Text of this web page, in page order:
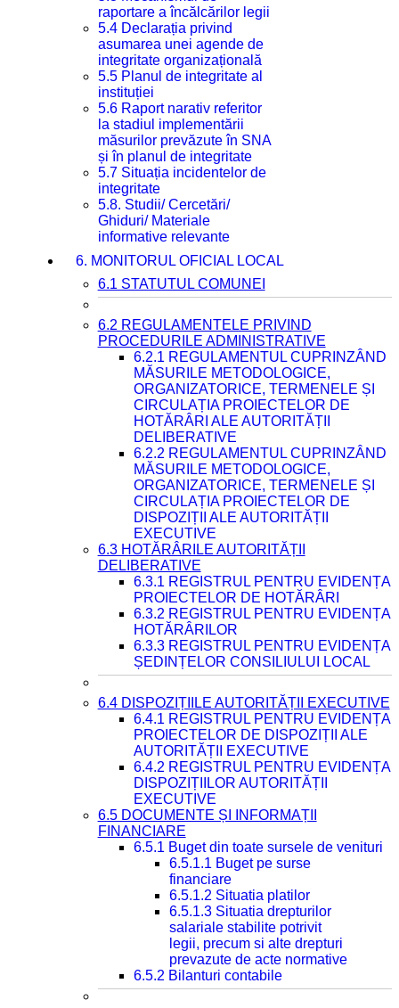
raportare a încălcărilor legii
5.4 Declarația privind
asumarea unei agende de
integritate organizațională
5.5 Planul de integritate al
instituției
5.6 Raport narativ referitor
la stadiul implementării
măsurilor prevăzute în SNA
și în planul de integritate
5.7 Situația incidentelor de
integritate
5.8. Studii/ Cercetări/
Ghiduri/ Materiale
informative relevante
6. MONITORUL OFICIAL LOCAL
6.1 STATUTUL COMUNEI
6.2 REGULAMENTELE PRIVIND
PROCEDURILE ADMINISTRATIVE
6.2.1 REGULAMENTUL CUPRINZÂND
MĂSURILE METODOLOGICE,
ORGANIZATORICE, TERMENELE ȘI
CIRCULAȚIA PROIECTELOR DE
HOTĂRÂRI ALE AUTORITĂȚII
DELIBERATIVE
6.2.2 REGULAMENTUL CUPRINZÂND
MĂSURILE METODOLOGICE,
ORGANIZATORICE, TERMENELE ȘI
CIRCULAȚIA PROIECTELOR DE
DISPOZIȚII ALE AUTORITĂȚII
EXECUTIVE
6.3 HOTĂRÂRILE AUTORITĂȚII
DELIBERATIVE
6.3.1 REGISTRUL PENTRU EVIDENȚA
PROIECTELOR DE HOTĂRÂRI
6.3.2 REGISTRUL PENTRU EVIDENȚA
HOTĂRÂRILOR
6.3.3 REGISTRUL PENTRU EVIDENȚA
ȘEDINȚELOR CONSILIULUI LOCAL
6.4 DISPOZIȚIILE AUTORITĂȚII EXECUTIVE
6.4.1 REGISTRUL PENTRU EVIDENȚA
PROIECTELOR DE DISPOZIȚII ALE
AUTORITĂȚII EXECUTIVE
6.4.2 REGISTRUL PENTRU EVIDENȚA
DISPOZIȚIILOR AUTORITĂȚII
EXECUTIVE
6.5 DOCUMENTE ȘI INFORMAȚII
FINANCIARE
6.5.1 Buget din toate sursele de venituri
6.5.1.1 Buget pe surse
financiare
6.5.1.2 Situatia platilor
6.5.1.3 Situatia drepturilor
salariale stabilite potrivit
legii, precum si alte drepturi
prevazute de acte normative
6.5.2 Bilanturi contabile